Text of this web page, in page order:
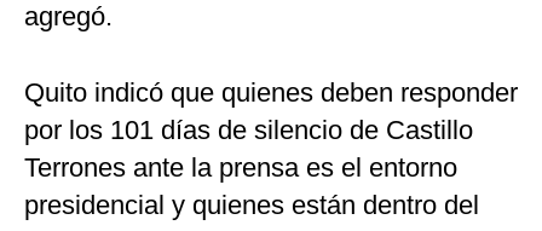
agregó.
Quito indicó que quienes deben responder
por los 101 días de silencio de Castillo
Terrones ante la prensa es el entorno
presidencial y quienes están dentro del